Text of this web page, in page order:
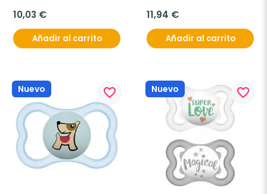
10,03 €
Añadir al carrito
11,94 €
Añadir al carrito
Nuevo favorite_border Nuevo favorite_border